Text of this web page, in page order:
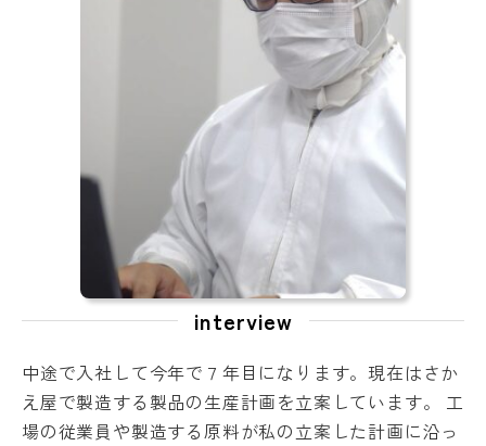
interview
中途で入社して今年で７年目になります。現在はさか
え屋で製造する製品の生産計画を立案しています。 工
場の従業員や製造する原料が私の立案した計画に沿っ